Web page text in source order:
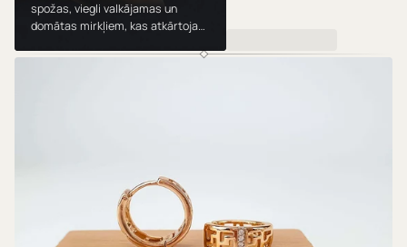
spožas, viegli valkājamas un
domātas mirkļiem, kas atkārtojas.
gada.